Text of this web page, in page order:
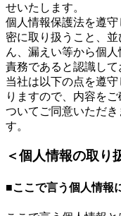
せいたします。
個人情報保護法を遵
密に取り扱うこと、
ん、漏えい等から個
責務であると認識して
当社は以下の点を遵
りますので、内容を
ついてご同意いただ
す。
＜個人情報の取り
■ここで言う個人情報